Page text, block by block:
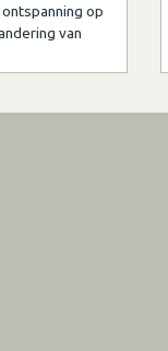
op
van